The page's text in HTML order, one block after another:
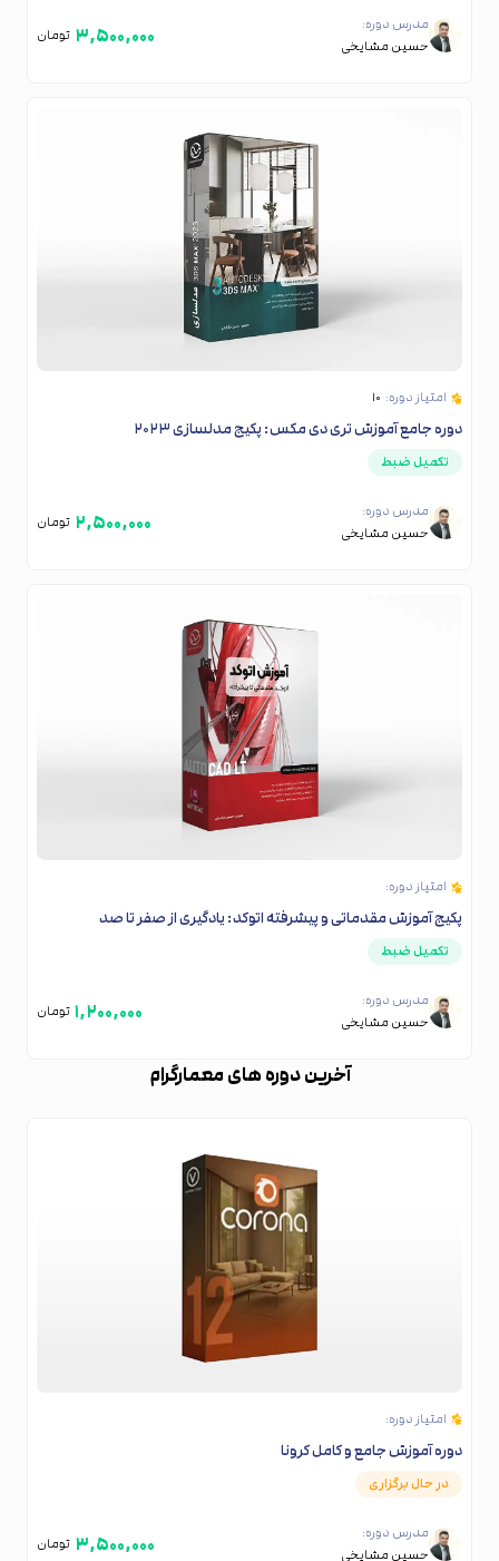
مدرس دوره:
حسین مشایخی
۳,۵۰۰,۰۰۰ تومان
امتیاز دوره: ۱۰
دوره جامع آموزش تری‌ دی مکس: پکیج مدلسازی ۲۰۲۳
تکمیل ضبط
مدرس دوره:
حسین مشایخی
۲,۵۰۰,۰۰۰ تومان
امتیاز دوره:
پکیج آموزش مقدماتی و پیشرفته اتوکد: یادگیری از صفر تا صد
تکمیل ضبط
مدرس دوره:
حسین مشایخی
۱,۲۰۰,۰۰۰ تومان
آخرین دوره های معمارگرام
امتیاز دوره:
دوره آموزش جامع و کامل کرونا
در حال برگزاری
مدرس دوره:
حسین مشایخی
۳,۵۰۰,۰۰۰ تومان